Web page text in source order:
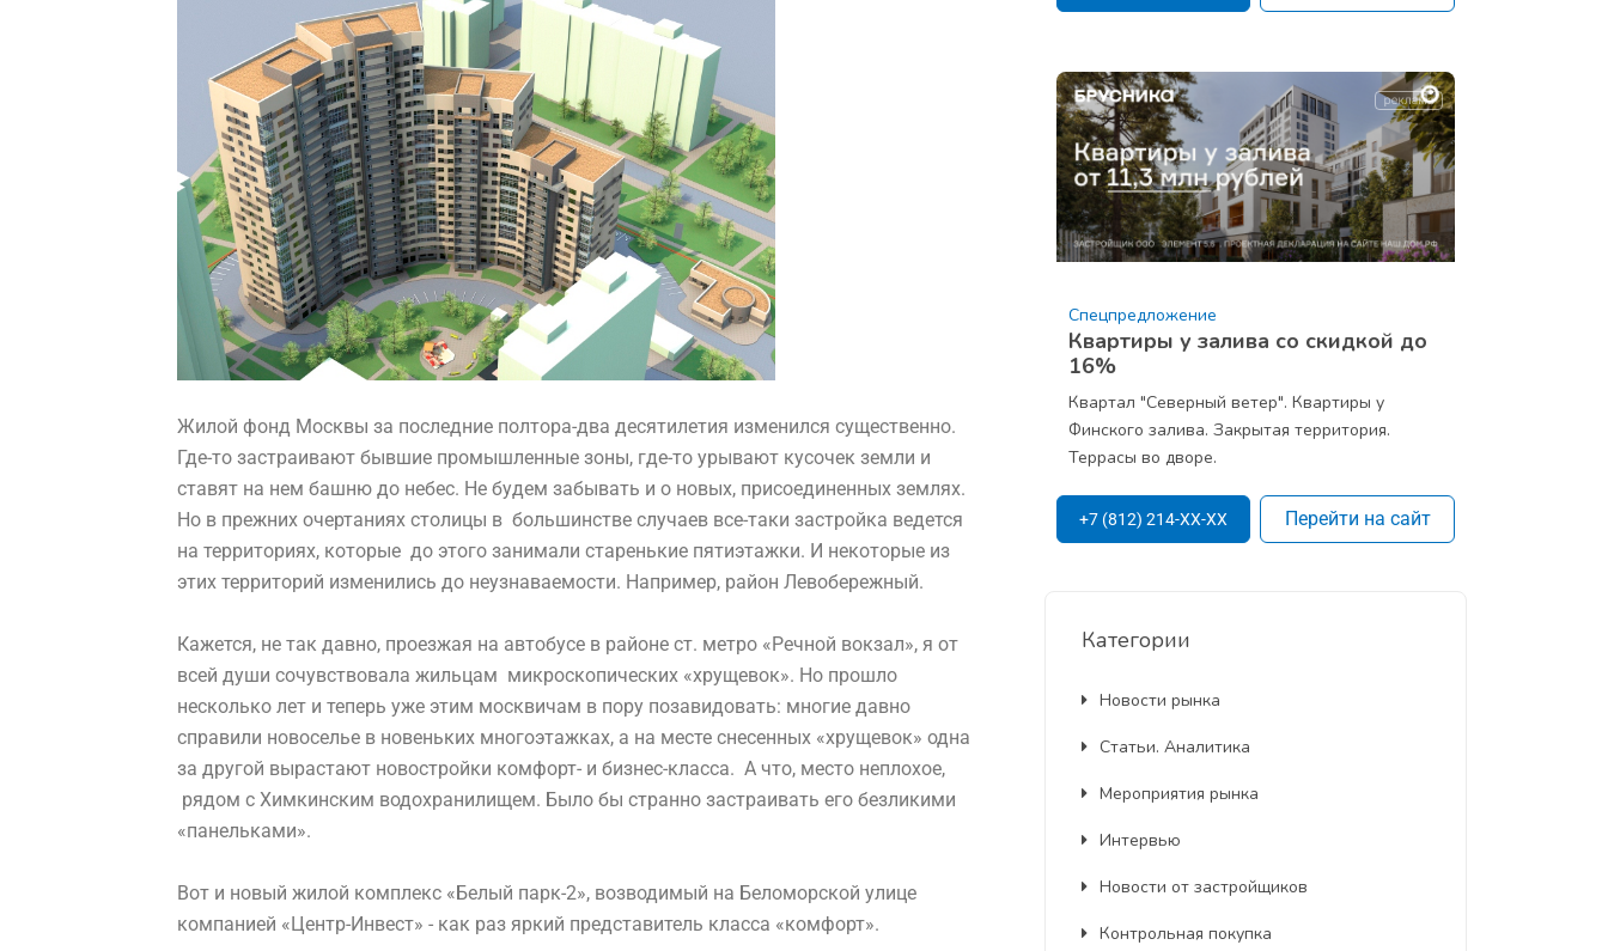
Жилой фонд Москвы за последние полтора-два десятилетия изменился существенно.
Где-то застраивают бывшие промышленные зоны, где-то урывают кусочек земли и
ставят на нем башню до небес. Не будем забывать и о новых, присоединенных землях.
Но в прежних очертаниях столицы в большинстве случаев все-таки застройка ведется
на территориях, которые до этого занимали старенькие пятиэтажки. И некоторые из
этих территорий изменились до неузнаваемости. Например, район Левобережный.
Кажется, не так давно, проезжая на автобусе в районе ст. метро «Речной вокзал», я от
всей души сочувствовала жильцам микроскопических «хрущевок». Но прошло
несколько лет и теперь уже этим москвичам в пору позавидовать: многие давно
справили новоселье в новеньких многоэтажках, а на месте снесенных «хрущевок» одна
за другой вырастают новостройки комфорт- и бизнес-класса. А что, место неплохое,
рядом с Химкинским водохранилищем. Было бы странно застраивать его безликими
«панельками».
Вот и новый жилой комплекс «Белый парк-2», возводимый на Беломорской улице
компанией «Центр-Инвест» - как раз яркий представитель класса «комфорт».
Спецпредложение
Квартиры у залива со скидкой до
16%
Квартал "Северный ветер". Квартиры у
Финского залива. Закрытая территория.
Террасы во дворе.
+7 (812) 214-XX-XX Перейти на сайт
Категории
Новости рынка
Статьи. Аналитика
Мероприятия рынка
Интервью
Новости от застройщиков
Контрольная покупка